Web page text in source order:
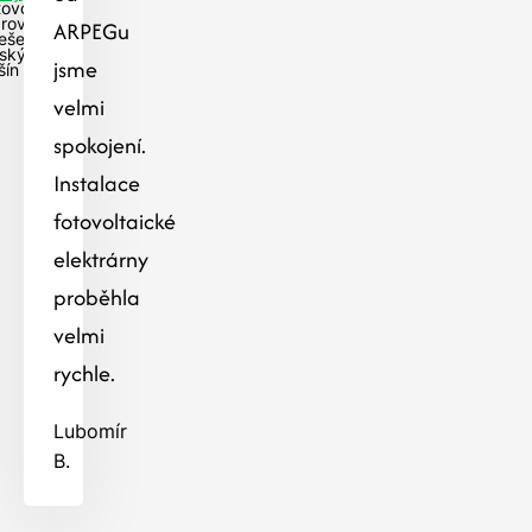
ARPEGu
jsme
velmi
spokojení.
Instalace
fotovoltaické
elektrárny
proběhla
velmi
rychle.
Lubomír
B.